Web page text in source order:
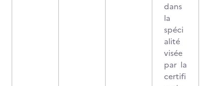
dans
la
spéci
alité
visée
par la
certifi